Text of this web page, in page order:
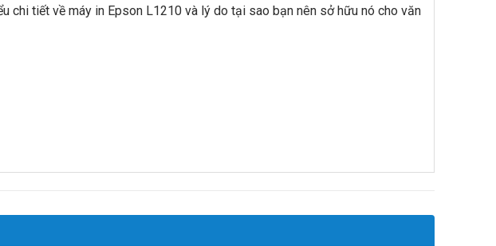
chi tiết về máy in Epson L1210 và lý do tại sao bạn nên sở hữu nó cho văn